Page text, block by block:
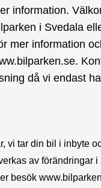
information.
i Svedala
mer information
då vi endast
vi tar din bil i inbyte
av förändringar
besök